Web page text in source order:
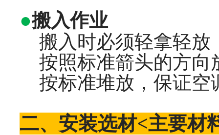
●搬入作业
搬入时必须轻拿轻放
按照标准箭头的方向
按标准堆放，保证空
二、安装选材<主要材